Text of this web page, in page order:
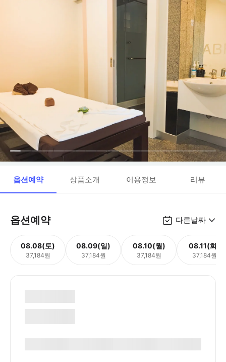
옵션예약 상품소개 이용정보 리뷰
옵션예약 다른날짜
08.08(토)
37,184원
08.09(일)
37,184원
08.10(월)
37,184원
08.11(화)
37,184원